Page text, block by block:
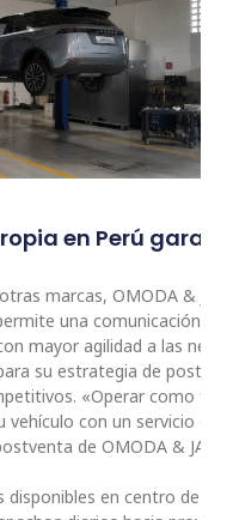
en Perú
marcas, OMODA &
una comunicación
mayor agilidad a las
su estrategia de
«Operar como
con un servicio
de OMODA &
disponibles en centro de